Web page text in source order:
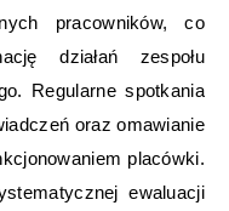
pracowników, co
działań zespołu
Regularne spotkania
oraz omawianie
placówki.
ewaluacji